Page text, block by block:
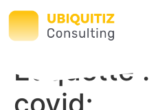
Étiquette :